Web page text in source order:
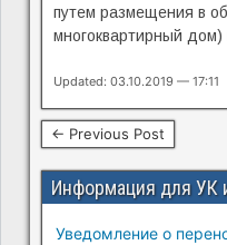
путем размещения в
многоквартирный
Updated: 03.10.2019 — 17:11
← Previous Post
Информация для УК
Уведомление о